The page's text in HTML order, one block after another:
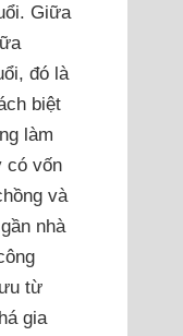
Giữa
đó là
biệt
làm
có vốn
và
nhà
từ
gia